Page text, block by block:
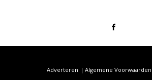
Adverteren Algemene Voorwaarden